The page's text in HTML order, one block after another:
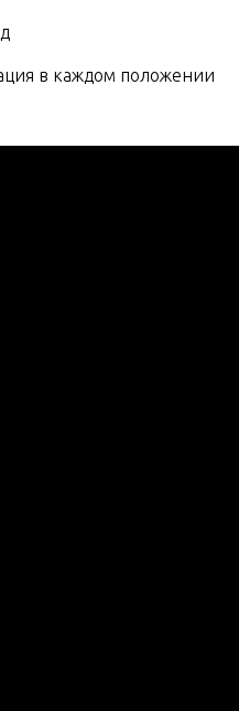
в каждом положении